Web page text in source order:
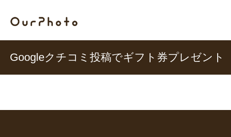
Googleクチコミ投稿でギフト券プレゼント